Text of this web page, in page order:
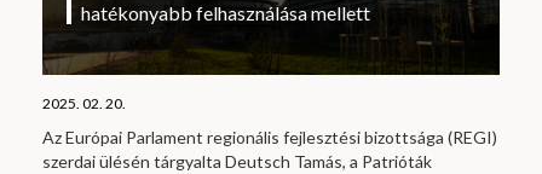
hatékonyabb felhasználása mellett
2025. 02. 20.
Az Európai Parlament regionális fejlesztési bizottsága (REGI)
szerdai ülésén tárgyalta Deutsch Tamás, a Patrióták